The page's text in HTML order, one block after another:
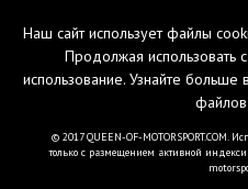
Наш сайт использует файлы
Продолжая использовать
использование. Узнайте больше
© 2017 QUEEN-OF-MOTORSPORT.COM.
только с размещением активной